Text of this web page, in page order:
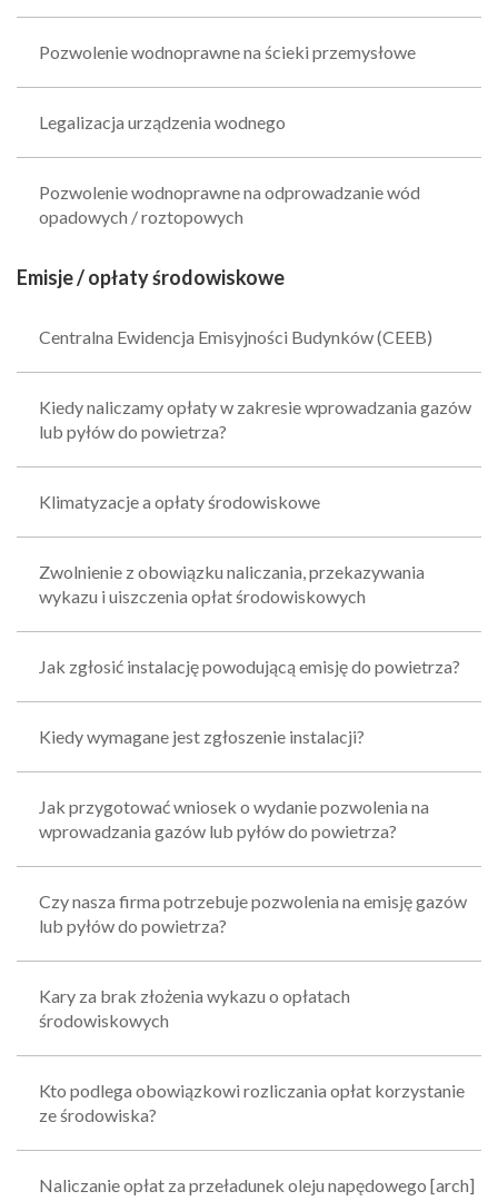
Pozwolenie wodnoprawne na ścieki przemysłowe
Legalizacja urządzenia wodnego
Pozwolenie wodnoprawne na odprowadzanie wód
opadowych / roztopowych
Emisje / opłaty środowiskowe
Centralna Ewidencja Emisyjności Budynków (CEEB)
Kiedy naliczamy opłaty w zakresie wprowadzania gazów
lub pyłów do powietrza?
Klimatyzacje a opłaty środowiskowe
Zwolnienie z obowiązku naliczania, przekazywania
wykazu i uiszczenia opłat środowiskowych
Jak zgłosić instalację powodującą emisję do powietrza?
Kiedy wymagane jest zgłoszenie instalacji?
Jak przygotować wniosek o wydanie pozwolenia na
wprowadzania gazów lub pyłów do powietrza?
Czy nasza firma potrzebuje pozwolenia na emisję gazów
lub pyłów do powietrza?
Kary za brak złożenia wykazu o opłatach
środowiskowych
Kto podlega obowiązkowi rozliczania opłat korzystanie
ze środowiska?
Naliczanie opłat za przeładunek oleju napędowego [arch]